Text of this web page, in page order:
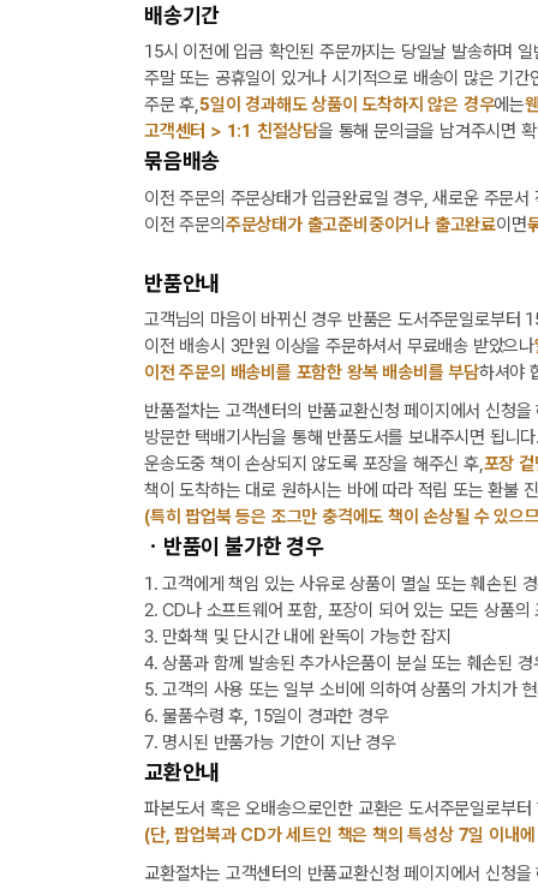
배송기간
15시 이전에 입금 확인된 주문까지는 당일날 발송하며
주말 또는 공휴일이 있거나 시기적으로 배송이 많은 기
주문 후,5일이 경과해도 상품이 도착하지 않은 경우에는
고객센터 > 1:1 친절상담을 통해 문의글을 남겨주시면
묶음배송
이전 주문의 주문상태가 입금완료일 경우, 새로운 주문
이전 주문의 주문상태가 출고준비중이거나 출고완료이면
반품안내
고객님의 마음이 바뀌신 경우 반품은 도서주문일로부터
이전 배송시 3만원 이상을 주문하셔서 무료배송 받았으나
이전 주문의 배송비를 포함한 왕복 배송비를 부담하셔야
반품절차는 고객센터의 반품교환신청 페이지에서 신청
방문한 택배기사님을 통해 반품도서를 보내주시면 됩니
운송도중 책이 손상되지 않도록 포장을 해주신 후,포장
책이 도착하는 대로 원하시는 바에 따라 적립 또는 환불
(특히 팝업북 등은 조그만 충격에도 책이 손상될 수 있으
ㆍ반품이 불가한 경우
1. 고객에게 책임 있는 사유로 상품이 멸실 또는 훼손된
2. CD나 소프트웨어 포함, 포장이 되어 있는 모든 상품의
3. 만화책 및 단시간 내에 완독이 가능한 잡지
4. 상품과 함께 발송된 추가사은품이 분실 또는 훼손된 경
5. 고객의 사용 또는 일부 소비에 의하여 상품의 가치가
6. 물품수령 후, 15일이 경과한 경우
7. 명시된 반품가능 기한이 지난 경우
교환안내
파본도서 혹은 오배송으로인한 교환은 도서주문일로부
(단, 팝업북과 CD가 세트인 책은 책의 특성상 7일 이내
교환절차는 고객센터의 반품교환신청 페이지에서 신청